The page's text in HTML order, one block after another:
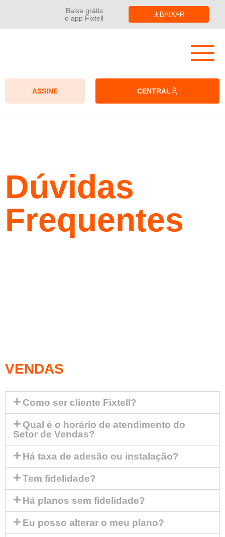
Baixe grátis
o app Fixtell
BAIXAR
ASSINE CENTRAL
Dúvidas
Frequentes
VENDAS
Como ser cliente Fixtell?
Qual é o horário de atendimento do
Setor de Vendas?
Há taxa de adesão ou instalação?
Tem fidelidade?
Há planos sem fidelidade?
Eu posso alterar o meu plano?